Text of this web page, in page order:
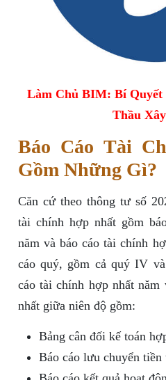
Làm Chủ BIM: Bí Quyết
Thầu
Báo Cáo Tài
Gồm Những Gì?
Căn cứ theo thông tư số
tài chính hợp nhất gồm
năm và báo cáo tài chính
cáo quý, gồm cả quý IV
cáo tài chính hợp nhất
nhất giữa niên độ gồm:
Bảng cân đối kế toán
Báo cáo lưu chuyển tiền